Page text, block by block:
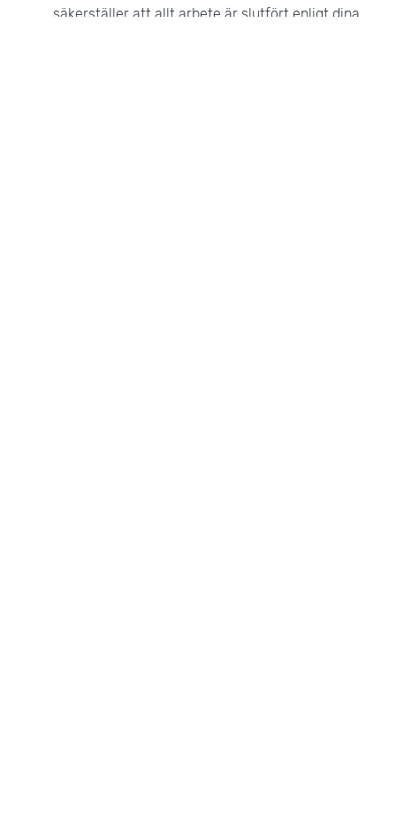
säkerställer att allt arbete är slutfört enligt dina